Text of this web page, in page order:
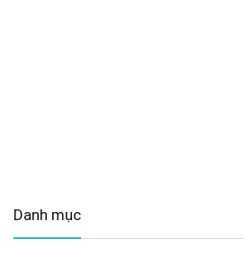
Danh mục